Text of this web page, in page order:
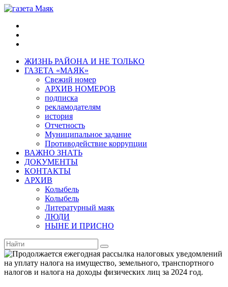
ЖИЗНЬ РАЙОНА И НЕ ТОЛЬКО
ГАЗЕТА «МАЯК»
Свежий номер
АРХИВ НОМЕРОВ
подписка
рекламодателям
история
Отчетность
Муниципальное задание
Противодействие коррупции
ВАЖНО ЗНАТЬ
ДОКУМЕНТЫ
КОНТАКТЫ
АРХИВ
Колыбель
Колыбель
Литературный маяк
ЛЮДИ
НЫНЕ И ПРИСНО